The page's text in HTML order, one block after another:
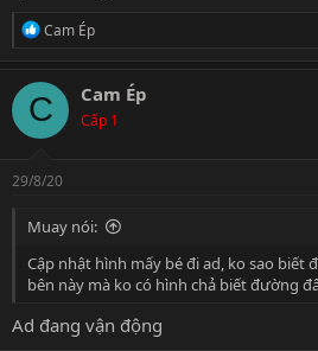
R
c
t
i
o
s
Cam Ép
C Cam Ép
Cấp 1
29/8/20
Muay nói:
Cập nhật hình mấy bé đi ad, ko sao biết
bên này mà ko có hình chả biết đường
Ad đang vận động